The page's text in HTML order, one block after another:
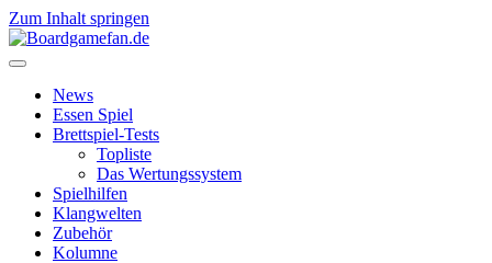
Zum Inhalt springen
News
Essen Spiel
Brettspiel-Tests
Topliste
Das Wertungssystem
Spielhilfen
Klangwelten
Zubehör
Kolumne